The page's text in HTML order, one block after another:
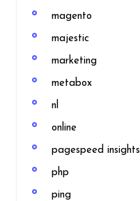
magento
majestic
marketing
metabox
nl
online
pagespeed insights
php
ping